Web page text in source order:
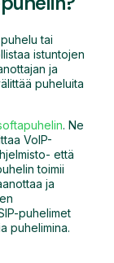
tai
istuntojen
ja
puheluita
. Ne
VoIP-
että
toimii
ja
puhelimet
puhelimina.